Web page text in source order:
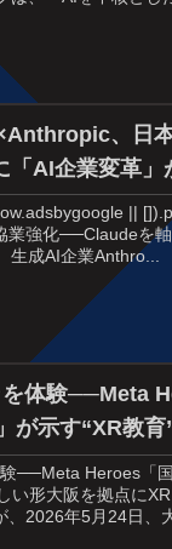
、日
AI企業変革」
||
業強化──Claudeを
生成AI企業Anthro...
体験──Meta
が示す“XR教
──Meta Heroes「
い形大阪を拠点に
、2026年5月24日、